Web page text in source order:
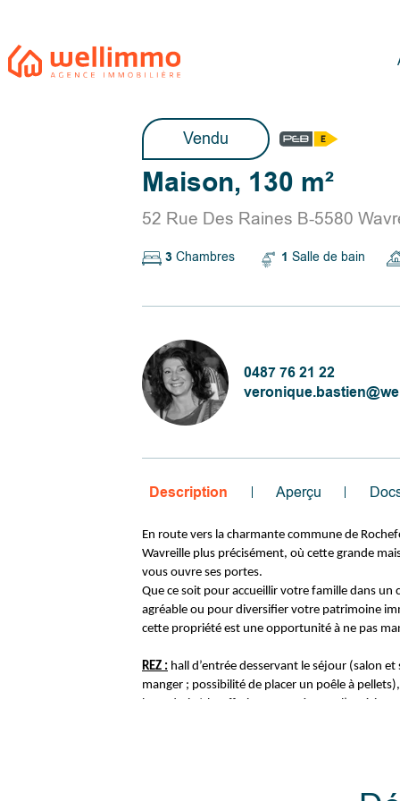
Vendu
Maison, 130 m²
52 Rue Des Raines B-5580
3 Chambres 1 Salle de bain
0487 76 21 22
Description Aperçu
En route vers la charmante commune de
Wavreille plus précisément, où cette grande
vous ouvre ses portes.
Que ce soit pour accueillir votre famille dans un
agréable ou pour diversifier votre patrimoine
cette propriété est une opportunité à ne pas
REZ : hall d’entrée desservant le séjour (salon et
manger ; possibilité de placer un poêle à